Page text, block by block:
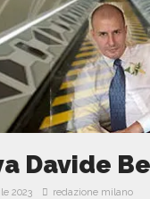
Davide
2023 redazione milano